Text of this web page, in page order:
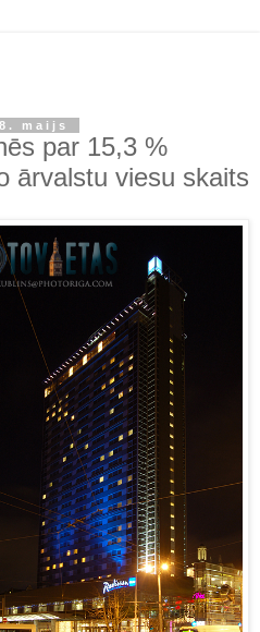
maijs
par 15,3 %
ārvalstu viesu skaits